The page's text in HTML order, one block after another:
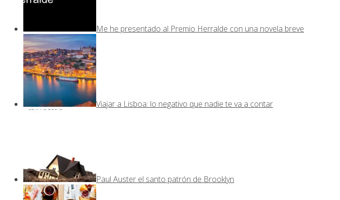
Me he presentado al Premio Herralde con una novela breve
Viajar a Lisboa: lo negativo que nadie te va a contar
Paul Auster el santo patrón de Brooklyn